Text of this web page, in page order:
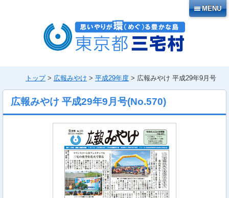
MENU
トップ> 広報みやけ > 平成29年度 > 広報みやけ 平成29年9月号
広報みやけ 平成29年9月号(No.570)